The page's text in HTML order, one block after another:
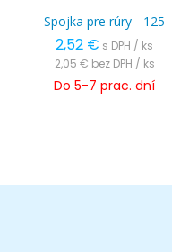
Spojka pre rúry - 125
2,52 € s DPH / ks
2,05 € bez DPH / ks
Do 5-7 prac. dní